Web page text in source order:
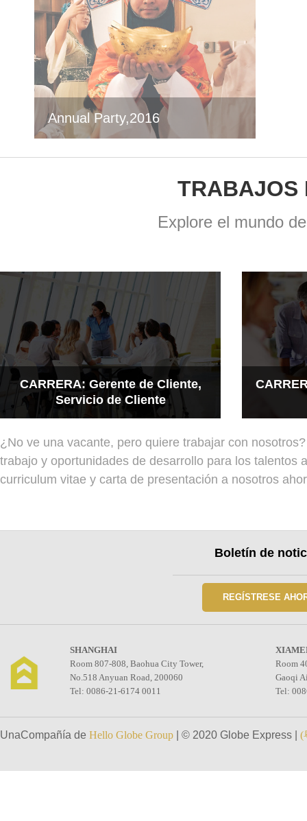
Annual Party,2016
TRABAJOS
Explore el mundo
CARRERA: Gerente de Cliente,
Servicio de Cliente
¿No ve una vacante, pero quiere trabajar con
trabajo y oportunidades de desarrollo para los talentos
curriculum vitae y carta de presentación a nosotros
Boletín de
REGÍSTRESE
SHANGHAI
Room 807-808, Baohua City Tower,
No.518 Anyuan Road, 200060
Tel: 0086-21-6174 0011
Room
Gaoqi
Tel:
UnaCompañía de Hello Globe Group | © 2020 Globe Express | (